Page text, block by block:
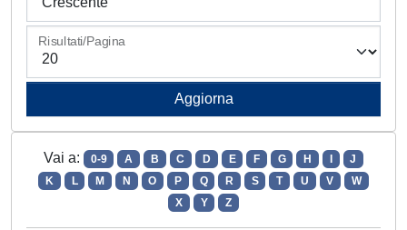
Risultati/Pagina
Vai a: 0-9 A B C D E F G H
J
K
L M N O P Q R S T U V
W
X
Y Z